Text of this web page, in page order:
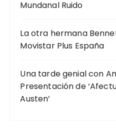
Mundanal Ruido
La otra hermana
Movistar Plus España
Una tarde genial con
Presentación de
Austen’